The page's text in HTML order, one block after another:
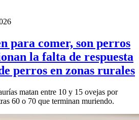
para comer, son perros
la falta de respuesta
perros en zonas rurales
matan entre 10 y 15 ovejas por
60 o 70 que terminan muriendo.